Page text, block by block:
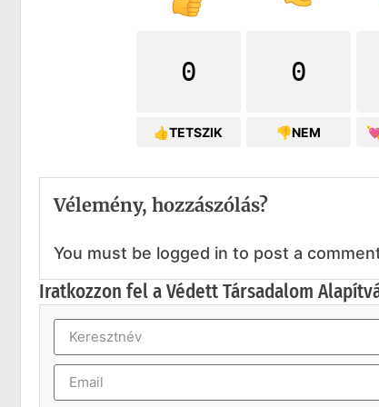
0
👍TETSZIK
0
👎NEM
Vélemény, hozzászólás?
You must be logged in to post a
Iratkozzon fel a Védett Társadalom